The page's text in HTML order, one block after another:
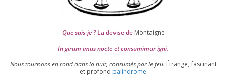
Que sais-je ?La devise de Montaigne
In girum imus nocte et consu­mi­mur igni.
Nous tour­nons en rond dans la nuit, consu­més par le feu. Étrange, fas­ci­nant
et pro­fond palin­drome.